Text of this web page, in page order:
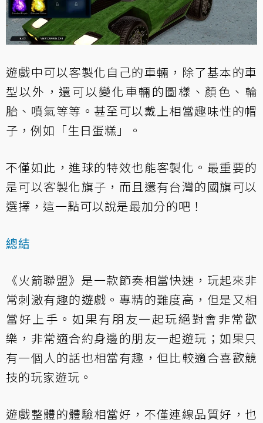
遊戲中可以客製化自己的車輛，除了基本的車
型以外，還可以變化車輛的圖樣、顏色、輪
胎、噴氣等等。甚至可以戴上相當趣味性的帽
子，例如「生日蛋糕」。
不僅如此，進球的特效也能客製化。最重要的
是可以客製化旗子，而且還有台灣的國旗可以
選擇，這一點可以說是最加分的吧！
總結
《火箭聯盟》是一款節奏相當快速，玩起來非
常刺激有趣的遊戲。專精的難度高，但是又相
當好上手。如果有朋友一起玩絕對會非常歡
樂，非常適合約身邊的朋友一起遊玩；如果只
有一個人的話也相當有趣，但比較適合喜歡競
技的玩家遊玩。
遊戲整體的體驗相當好，不僅連線品質好，也